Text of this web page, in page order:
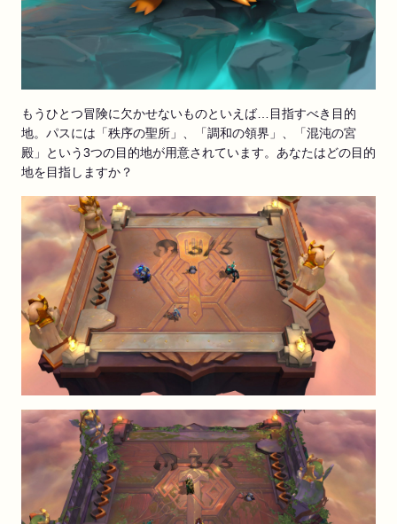
もうひとつ冒険に欠かせないものといえば…目指すべき目的
地。パスには「秩序の聖所」、「調和の領界」、「混沌の宮
殿」という3つの目的地が用意されています。あなたはどの目的
地を目指しますか？